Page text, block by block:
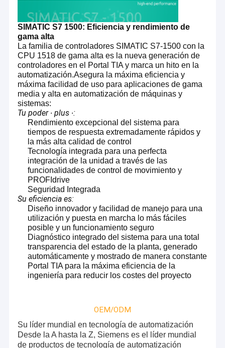
Sobre nosotros
SIMATIC S7 1500: Eficiencia y rendimiento de
gama alta
La familia de controladores SIMATIC S7-1500 con la
CPU 1518 de gama alta es la nueva generación de
controladores en el Portal TIA y marca un hito en la
automatización.Asegura la máxima eficiencia y
máxima facilidad de uso para aplicaciones de gama
media y alta en automatización de máquinas y
sistemas:
Tu poder ∙ plus ∙:
Rendimiento excepcional del sistema para
tiempos de respuesta extremadamente rápidos y
la más alta calidad de control
Tecnología integrada para una perfecta
integración de la unidad a través de las
funcionalidades de control de movimiento y
PROFIdrive
Seguridad Integrada
Su eficiencia es:
Diseño innovador y facilidad de manejo para una
utilización y puesta en marcha lo más fáciles
posible y un funcionamiento seguro
Diagnóstico integrado del sistema para una total
transparencia del estado de la planta, generado
automáticamente y mostrado de manera constante
Portal TIA para la máxima eficiencia de la
ingeniería para reducir los costes del proyecto
OEM/ODM
Su líder mundial en tecnología de automatización
Desde la A hasta la Z, Siemens es el líder mundial
de productos de tecnología de automatización
reemplazo, Servo Drives, HMI, Sistemas de Máquinas
Herramientas CNC y Robots, que incluyen a todos los
principales fabricantes como Siemens, Allen Bradley,
Fanuc, ABB y más.